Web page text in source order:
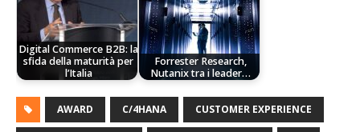
Digital Commerce B2B: la
sfida della maturità per
l’Italia
Forrester Research,
Nutanix tra i leader…
AWARD C/4HANA CUSTOMER EXPERIENCE